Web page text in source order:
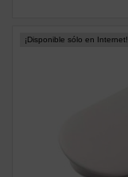
¡Disponible sólo en Internet!